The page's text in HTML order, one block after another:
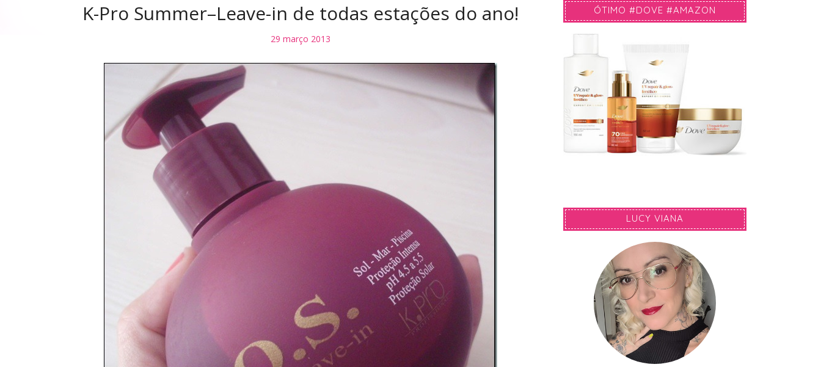
K-Pro Summer–Leave-in de todas estações do ano!
29 março 2013
ÓTIMO #DOVE #AMAZON
LUCY VIANA